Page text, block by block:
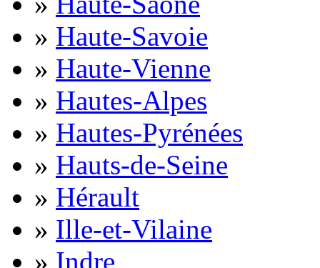
» Haute-Savoie
» Haute-Vienne
» Hautes-Alpes
» Hautes-Pyrénées
» Hauts-de-Seine
» Hérault
» Ille-et-Vilaine
» Indre